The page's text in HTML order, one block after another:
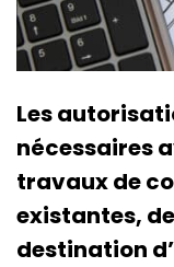
Les
nécessaires
travaux de
existantes,
destination